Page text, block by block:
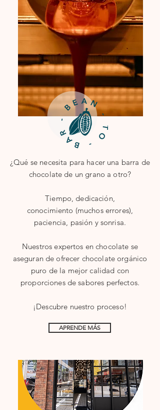
¿Qué se necesita para hacer una barra de
chocolate de un grano a otro?
Tiempo, dedicación,
conocimiento (muchos errores),
paciencia, pasión y sonrisa.
Nuestros expertos en chocolate se
aseguran de ofrecer chocolate orgánico
puro de la mejor calidad con
proporciones de sabores perfectos.
¡Descubre nuestro proceso!
APRENDE MÁS